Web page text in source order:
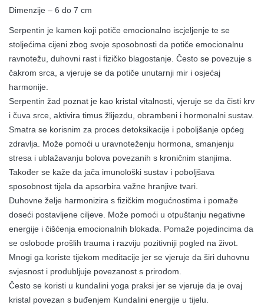
Dimenzije – 6 do 7 cm
Serpentin je kamen koji potiče emocionalno iscjeljenje te se
stoljećima cijeni zbog svoje sposobnosti da potiče emocionalnu
ravnotežu, duhovni rast i fizičko blagostanje. Često se povezuje s
čakrom srca, a vjeruje se da potiče unutarnji mir i osjećaj
harmonije.
Serpentin žad poznat je kao kristal vitalnosti, vjeruje se da čisti krv
i čuva srce, aktivira timus žlijezdu, obrambeni i hormonalni sustav.
Smatra se korisnim za proces detoksikacije i poboljšanje općeg
zdravlja. Može pomoći u uravnoteženju hormona, smanjenju
stresa i ublažavanju bolova povezanih s kroničnim stanjima.
Također se kaže da jača imunološki sustav i poboljšava
sposobnost tijela da apsorbira važne hranjive tvari.
Duhovne želje harmonizira s fizičkim mogućnostima i pomaže
doseći postavljene ciljeve. Može pomoći u otpuštanju negativne
energije i čišćenja emocionalnih blokada. Pomaže pojedincima da
se oslobode prošlih trauma i razviju pozitivniji pogled na život.
Mnogi ga koriste tijekom meditacije jer se vjeruje da širi duhovnu
svjesnost i produbljuje povezanost s prirodom.
Često se koristi u kundalini yoga praksi jer se vjeruje da je ovaj
kristal povezan s buđenjem Kundalini energije u tijelu.